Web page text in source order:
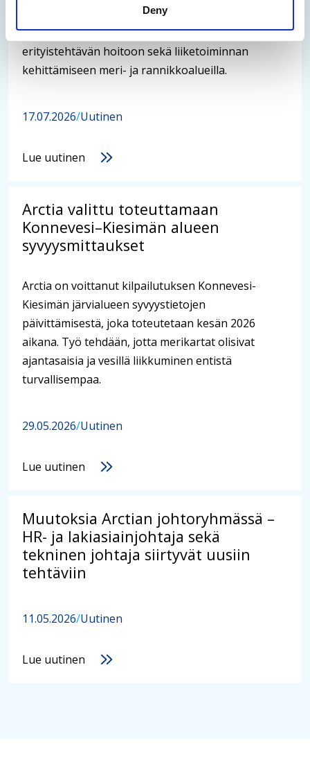
Deny
Jatkossa Arctia keskittyy entistä vahvemmin
erityistehtävän hoitoon sekä liiketoiminnan
kehittämiseen meri- ja rannikkoalueilla.
17.07.2026/Uutinen
Lue uutinen
Arctia valittu toteuttamaan
Konnevesi–Kiesimän alueen
syvyysmittaukset
Arctia on voittanut kilpailutuksen Konnevesi-
Kiesimän järvialueen syvyystietojen
päivittämisestä, joka toteutetaan kesän 2026
aikana. Työ tehdään, jotta merikartat olisivat
ajantasaisia ja vesillä liikkuminen entistä
turvallisempaa.
29.05.2026/Uutinen
Lue uutinen
Muutoksia Arctian johtoryhmässä –
HR- ja lakiasiainjohtaja sekä
tekninen johtaja siirtyvät uusiin
tehtäviin
11.05.2026/Uutinen
Lue uutinen